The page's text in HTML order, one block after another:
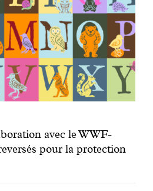
avec le WWF-
pour la protection